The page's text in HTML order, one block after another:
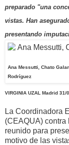
preparado "una
vistas. Han
presentando
Ana Messutti, Chato
Rodríguez
VIRGINIA UZAL Madrid 31/
La Coordinadora
(CEAQUA) contra
reunido para
motivo de las